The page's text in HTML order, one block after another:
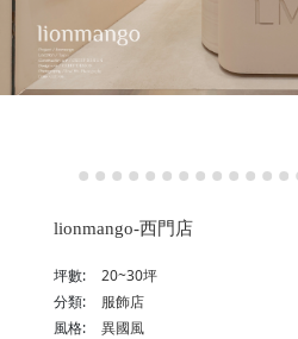
lionmango-西門店
坪數:
20~30坪
分類:
服飾店
風格:
異國風